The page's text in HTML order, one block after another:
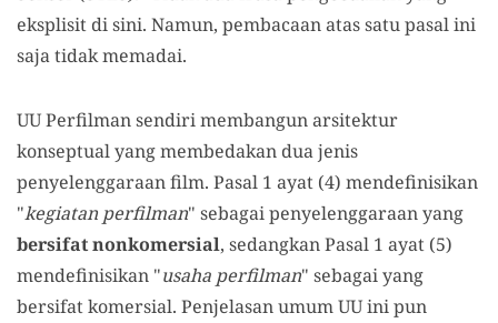
eksplisit di sini. Namun, pembacaan atas satu pasal ini
saja tidak memadai.
UU Perfilman sendiri membangun arsitektur
konseptual yang membedakan dua jenis
penyelenggaraan film. Pasal 1 ayat (4) mendefinisikan
"kegiatan perfilman" sebagai penyelenggaraan yang
bersifat nonkomersial, sedangkan Pasal 1 ayat (5)
mendefinisikan "usaha perfilman" sebagai yang
bersifat komersial. Penjelasan umum UU ini pun